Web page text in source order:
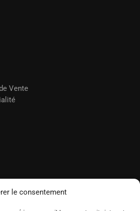
le consentement
Vente